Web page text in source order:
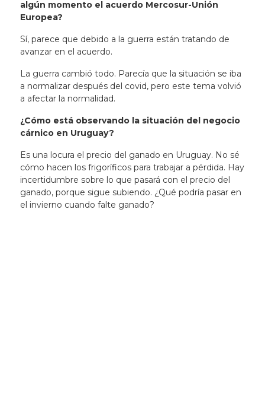
algún momento el acuerdo Mercosur-Unión
Europea?
Sí, parece que debido a la guerra están tratando de
avanzar en el acuerdo.
La guerra cambió todo. Parecía que la situación se iba
a normalizar después del covid, pero este tema volvió
a afectar la normalidad.
¿Cómo está observando la situación del negocio
cárnico en Uruguay?
Es una locura el precio del ganado en Uruguay. No sé
cómo hacen los frigoríficos para trabajar a pérdida. Hay
incertidumbre sobre lo que pasará con el precio del
ganado, porque sigue subiendo. ¿Qué podría pasar en
el invierno cuando falte ganado?